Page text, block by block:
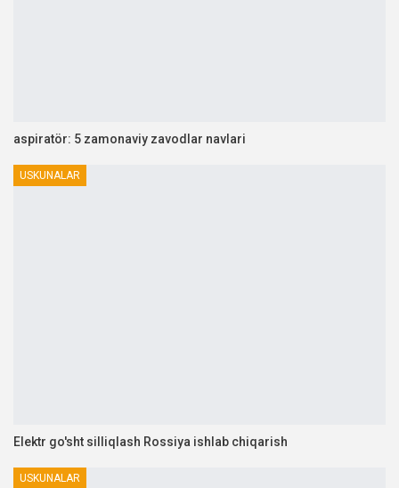
aspiratör: 5 zamonaviy zavodlar navlari
USKUNALAR
Elektr go'sht silliqlash Rossiya ishlab chiqarish
USKUNALAR